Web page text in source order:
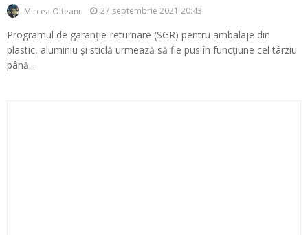
Mircea Olteanu 27 septembrie 2021 20:43
Programul de garanție-returnare (SGR) pentru ambalaje din
plastic, aluminiu și sticlă urmează să fie pus în funcțiune cel târziu
până...